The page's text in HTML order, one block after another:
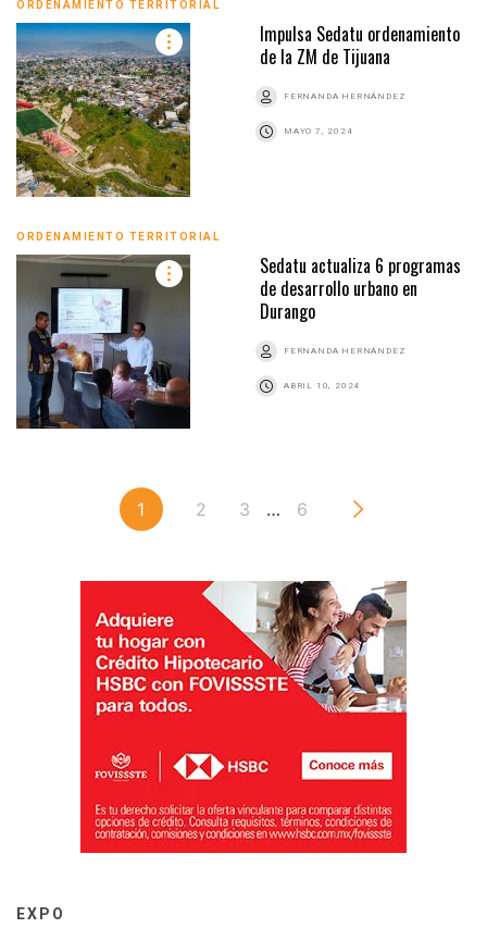
ORDENAMIENTO TERRITORIAL
Impulsa Sedatu ordenamiento
de la ZM de Tijuana
FERNANDA HERNÁNDEZ
MAYO 7, 2024
ORDENAMIENTO TERRITORIAL
Sedatu actualiza 6 programas
de desarrollo urbano en
Durango
FERNANDA HERNÁNDEZ
ABRIL 10, 2024
1 2 3 … 6
EXPO